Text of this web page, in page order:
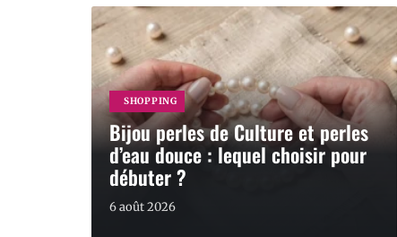
SHOPPING
Bijou perles de Culture et perles
d’eau douce : lequel choisir pour
débuter ?
6 août 2026